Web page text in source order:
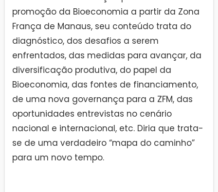
promoção da Bioeconomia a partir da Zona
França de Manaus, seu conteúdo trata do
diagnóstico, dos desafios a serem
enfrentados, das medidas para avançar, da
diversificação produtiva, do papel da
Bioeconomia, das fontes de financiamento,
de uma nova governança para a ZFM, das
oportunidades entrevistas no cenário
nacional e internacional, etc. Diria que trata-
se de uma verdadeiro “mapa do caminho”
para um novo tempo.